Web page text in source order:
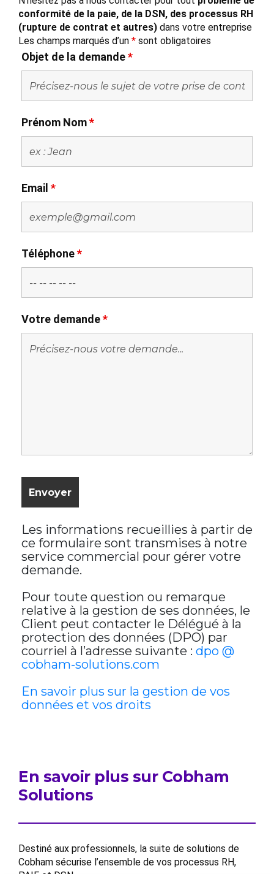
conformité de la paie, de la DSN, des processus RH
(rupture de contrat et autres) dans votre entreprise
Les champs marqués d’un * sont obligatoires
Objet de la demande*
Prénom Nom*
Email *
Téléphone*
Votre demande*
Les informations recueillies à partir de
ce formulaire sont transmises à notre
service commercial pour gérer votre
demande.
Pour toute question ou remarque
relative à la gestion de ses données, le
Client peut contacter le Délégué à la
protection des données (DPO) par
courriel à l’adresse suivante : dpo @
cobham-solutions.com
En savoir plus sur la gestion de vos
données et vos droits
En savoir plus sur Cobham
Solutions
Destiné aux professionnels, la suite de solutions de
Cobham sécurise l’ensemble de vos processus RH,